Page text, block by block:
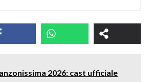
2026: cast ufficiale